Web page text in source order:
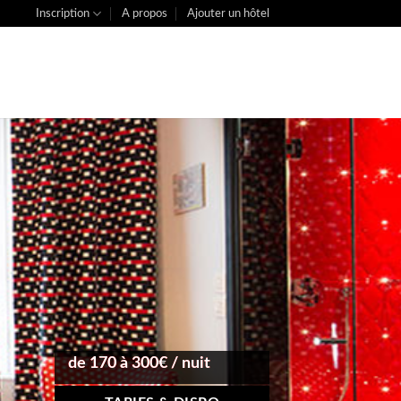
Inscription A propos Ajouter un hôtel
de 170 à 300€ / nuit